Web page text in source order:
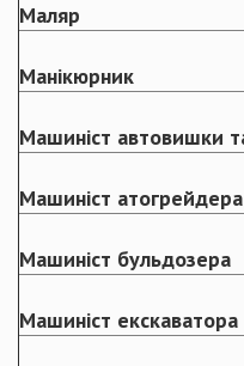
Маляр
Манікюрник
Машиніст автовишки
Машиніст атогрейдера
Машиніст бульдозера
Машиніст екскаватора